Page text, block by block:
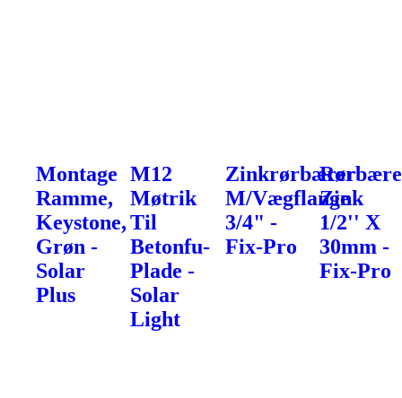
Montage
Ramme,
Keystone,
Grøn -
Solar
Plus
M12
Møtrik
Til
Betonfu-
Plade -
Solar
Light
Zinkrørbærer
M/Vægflange
3/4" -
Fix-Pro
Zink
1/2'' X
30mm -
Fix-Pro